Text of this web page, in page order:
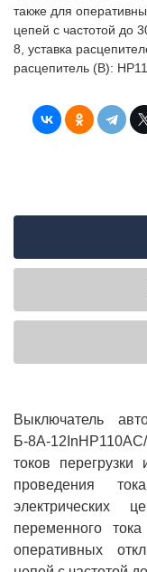
также для
цепей с частотой до
8, уставка
расцепитель (В):
Выключатель
Б-8А-
токов
проведения
переменного
оперативных